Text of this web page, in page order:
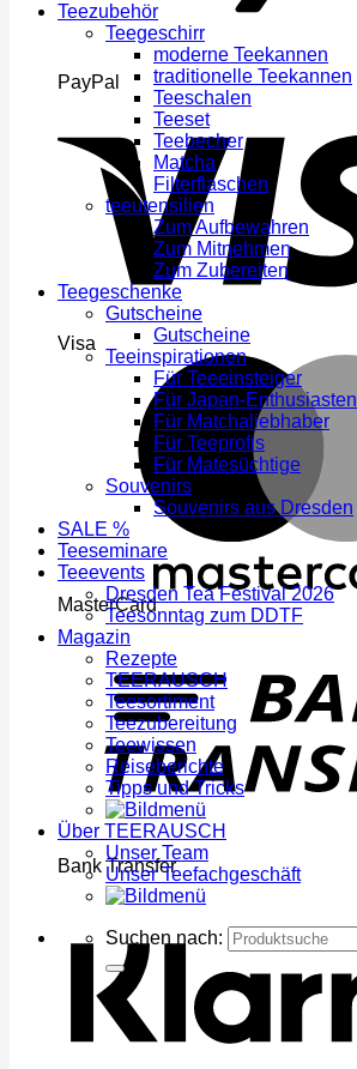
PayPal
Visa
MasterCard
Bank Transfer
Teezubehör
Teegeschirr
moderne Teekannen
traditionelle Teekannen
Teeschalen
Teeset
Teebecher
Matcha
Filterflaschen
teeutensilien
Zum Aufbewahren
Zum Mitnehmen
Zum Zubereiten
Teegeschenke
Gutscheine
Gutscheine
Teeinspirationen
Für Teeeinsteiger
Für Japan-Enthusiasten
Für Matchaliebhaber
Für Teeprofis
Für Matesüchtige
Souvenirs
Souvenirs aus Dresden
SALE %
Teeseminare
Teeevents
Dresden Tea Festival 2026
Teesonntag zum DDTF
Magazin
Rezepte
TEERAUSCH
Teesortiment
Teezubereitung
Teewissen
Reiseberichte
Tipps und Tricks
Über TEERAUSCH
Unser Team
Unser Teefachgeschäft
Suchen nach: